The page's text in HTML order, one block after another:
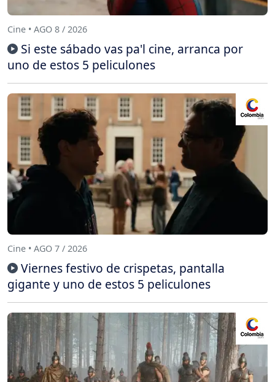
Cine • AGO 8 / 2026
Si este sábado vas pa'l cine, arranca por
uno de estos 5 peliculones
Cine • AGO 7 / 2026
Viernes festivo de crispetas, pantalla
gigante y uno de estos 5 peliculones